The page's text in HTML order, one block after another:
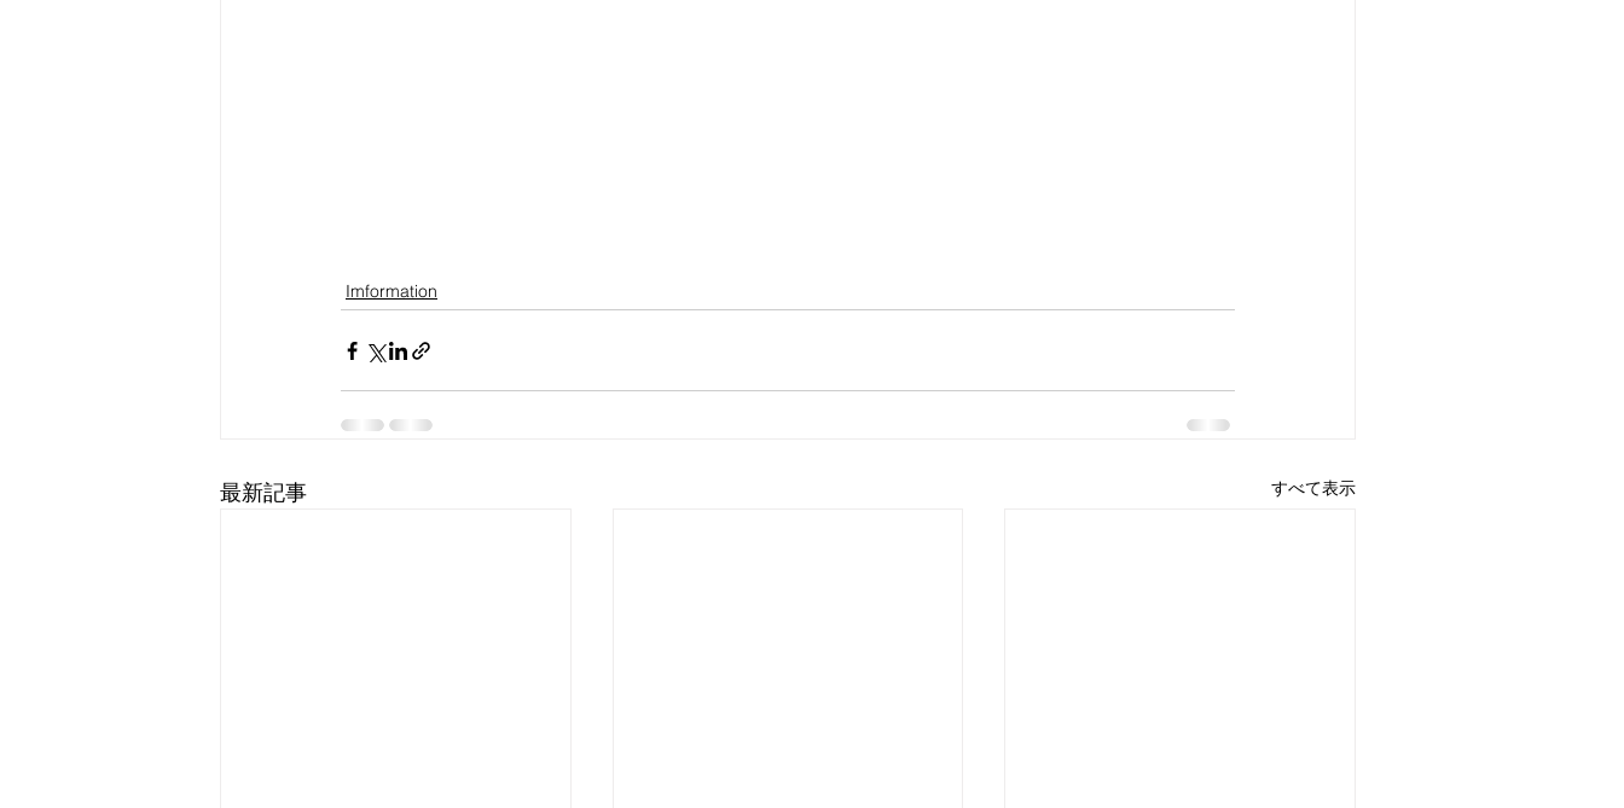
Imformation
最新記事 すべて表示